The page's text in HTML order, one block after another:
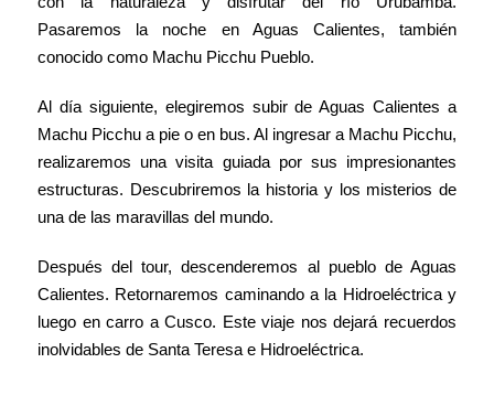
Pasaremos la noche en Aguas Calientes, también
conocido como Machu Picchu Pueblo.
Al día siguiente, elegiremos subir de Aguas Calientes a
Machu Picchu a pie o en bus. Al ingresar a Machu Picchu,
realizaremos una visita guiada por sus impresionantes
estructuras. Descubriremos la historia y los misterios de
una de las maravillas del mundo.
Después del tour, descenderemos al pueblo de Aguas
Calientes. Retornaremos caminando a la Hidroeléctrica y
luego en carro a Cusco. Este viaje nos dejará recuerdos
inolvidables de Santa Teresa e Hidroeléctrica.